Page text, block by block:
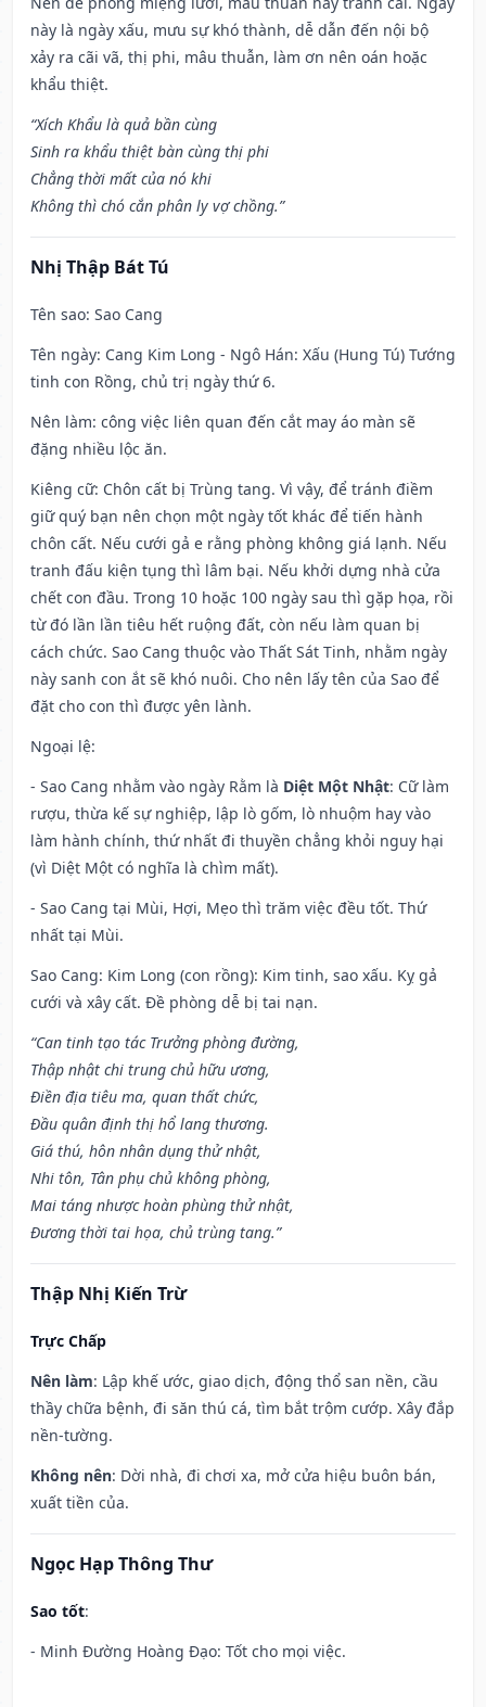
này là ngày xấu, mưu sự khó thành, dễ dẫn đến nội bộ
xảy ra cãi vã, thị phi, mâu thuẫn, làm ơn nên oán hoặc
khẩu thiệt.
“Xích Khẩu là quả bần cùng
Sinh ra khẩu thiệt bàn cùng thị phi
Chẳng thời mất của nó khi
Không thì chó cắn phân ly vợ chồng.”
Nhị Thập Bát Tú
Tên sao: Sao Cang
Tên ngày: Cang Kim Long - Ngô Hán: Xấu (Hung Tú) Tướng
tinh con Rồng, chủ trị ngày thứ 6.
Nên làm: công việc liên quan đến cắt may áo màn sẽ
đặng nhiều lộc ăn.
Kiêng cữ: Chôn cất bị Trùng tang. Vì vậy, để tránh điềm
giữ quý bạn nên chọn một ngày tốt khác để tiến hành
chôn cất. Nếu cưới gả e rằng phòng không giá lạnh. Nếu
tranh đấu kiện tụng thì lâm bại. Nếu khởi dựng nhà cửa
chết con đầu. Trong 10 hoặc 100 ngày sau thì gặp họa, rồi
từ đó lần lần tiêu hết ruộng đất, còn nếu làm quan bị
cách chức. Sao Cang thuộc vào Thất Sát Tinh, nhằm ngày
này sanh con ắt sẽ khó nuôi. Cho nên lấy tên của Sao để
đặt cho con thì được yên lành.
Ngoại lệ:
- Sao Cang nhằm vào ngày Rằm là Diệt Một Nhật: Cữ làm
rượu, thừa kế sự nghiệp, lập lò gốm, lò nhuộm hay vào
làm hành chính, thứ nhất đi thuyền chẳng khỏi nguy hại
(vì Diệt Một có nghĩa là chìm mất).
- Sao Cang tại Mùi, Hợi, Mẹo thì trăm việc đều tốt. Thứ
nhất tại Mùi.
Sao Cang: Kim Long (con rồng): Kim tinh, sao xấu. Kỵ gả
cưới và xây cất. Đề phòng dễ bị tai nạn.
“Can tinh tạo tác Trưởng phòng đường,
Thập nhật chi trung chủ hữu ương,
Điền địa tiêu ma, quan thất chức,
Đầu quân định thị hổ lang thương.
Giá thú, hôn nhân dụng thử nhật,
Nhi tôn, Tân phụ chủ không phòng,
Mai táng nhược hoàn phùng thử nhật,
Đương thời tai họa, chủ trùng tang.”
Thập Nhị Kiến Trừ
Trực Chấp
Nên làm: Lập khế ước, giao dịch, động thổ san nền, cầu
thầy chữa bệnh, đi săn thú cá, tìm bắt trộm cướp. Xây đắp
nền-tường.
Không nên: Dời nhà, đi chơi xa, mở cửa hiệu buôn bán,
xuất tiền của.
Ngọc Hạp Thông Thư
Sao tốt:
- Minh Đường Hoàng Đạo: Tốt cho mọi việc.